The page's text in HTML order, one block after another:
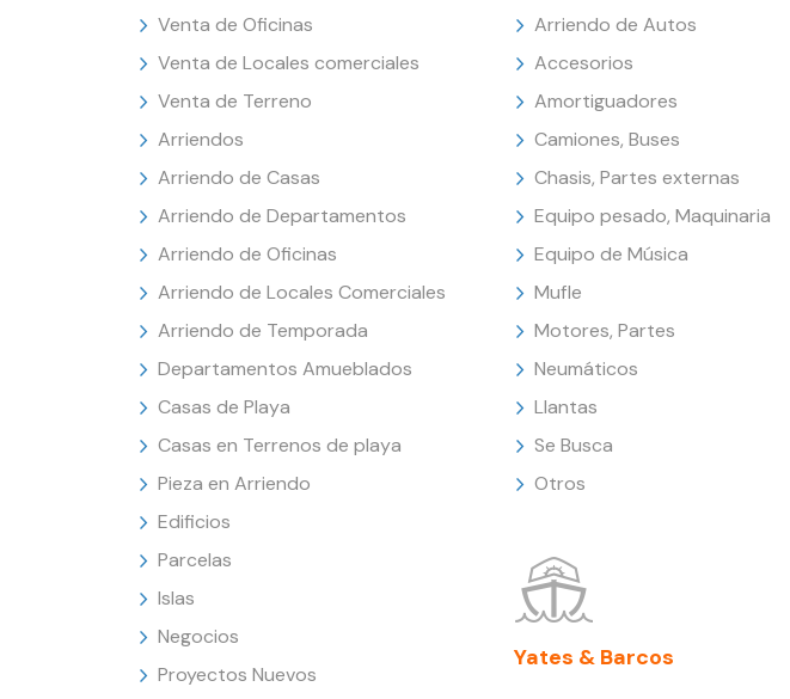
Venta de Oficinas
Venta de Locales comerciales
Venta de Terreno
Arriendos
Arriendo de Casas
Arriendo de Departamentos
Arriendo de Oficinas
Arriendo de Locales Comerciales
Arriendo de Temporada
Departamentos Amueblados
Casas de Playa
Casas en Terrenos de playa
Pieza en Arriendo
Edificios
Parcelas
Islas
Negocios
Proyectos Nuevos
Arriendo de Autos
Accesorios
Amortiguadores
Camiones, Buses
Chasis, Partes externas
Equipo pesado, Maquinaria
Equipo de Música
Mufle
Motores, Partes
Neumáticos
Llantas
Se Busca
Otros
Yates & Barcos